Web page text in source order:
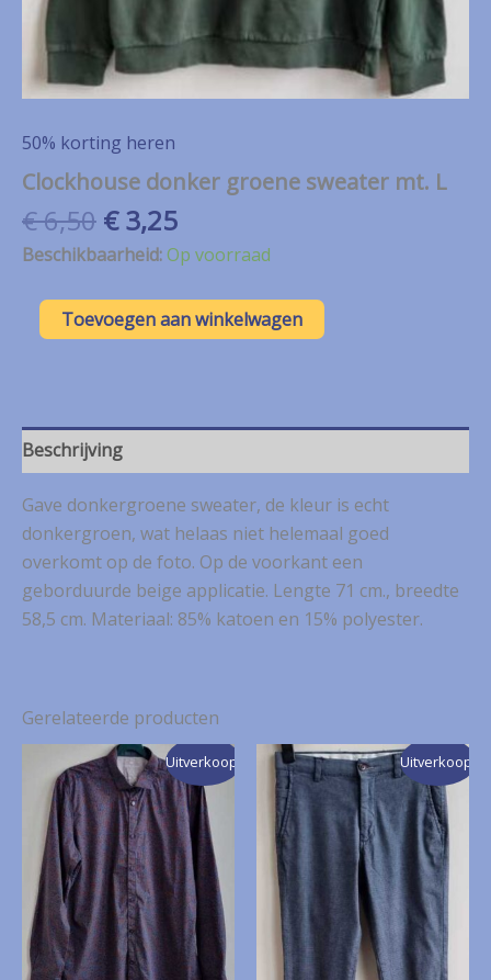
50% korting heren
Clockhouse donker groene sweater mt. L
€6,50 Oorspronkelijke
prijs
€ 6,50.
€3,25Huidige
prijs
is:
€ 3,25.
Beschikbaarheid:Op voorraad
Clockhouse
donker
aantal
Toevoegen aan winkelwagen
Beschrijving
Gave donkergroene sweater, de kleur is echt
donkergroen, wat helaas niet helemaal goed
overkomt op de foto. Op de voorkant een
geborduurde beige applicatie. Lengte 71 cm., breedte
58,5 cm. Materiaal: 85% katoen en 15% polyester.
Gerelateerde producten
Uitverkoop! Uitverkoop!